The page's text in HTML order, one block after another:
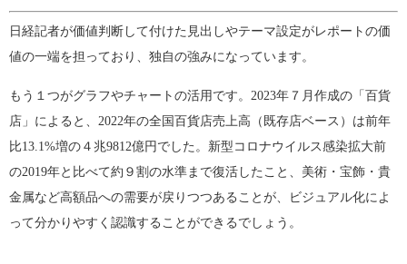
日経記者が価値判断して付けた見出しやテーマ設定がレポートの価
値の一端を担っており、独自の強みになっています。
もう１つがグラフやチャートの活用です。2023年７月作成の「百貨
店」によると、2022年の全国百貨店売上高（既存店ベース）は前年
比13.1%増の４兆9812億円でした。新型コロナウイルス感染拡大前
の2019年と比べて約９割の水準まで復活したこと、美術・宝飾・貴
金属など高額品への需要が戻りつつあることが、ビジュアル化によ
って分かりやすく認識することができるでしょう。